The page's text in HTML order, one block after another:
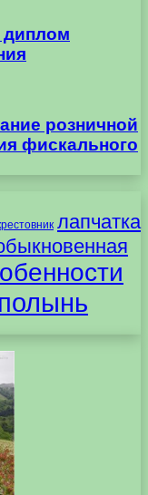
диплом
розничной
фискального
лапчатка
полынь